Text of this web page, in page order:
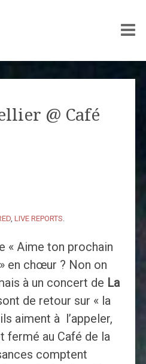
@ Café
, LIVE REPORTS
« Aime ton prochain
en chœur ? Non on
à un concert de La
de retour sur « la
aiment à l’appeler,
fermé au Café de la
comptent